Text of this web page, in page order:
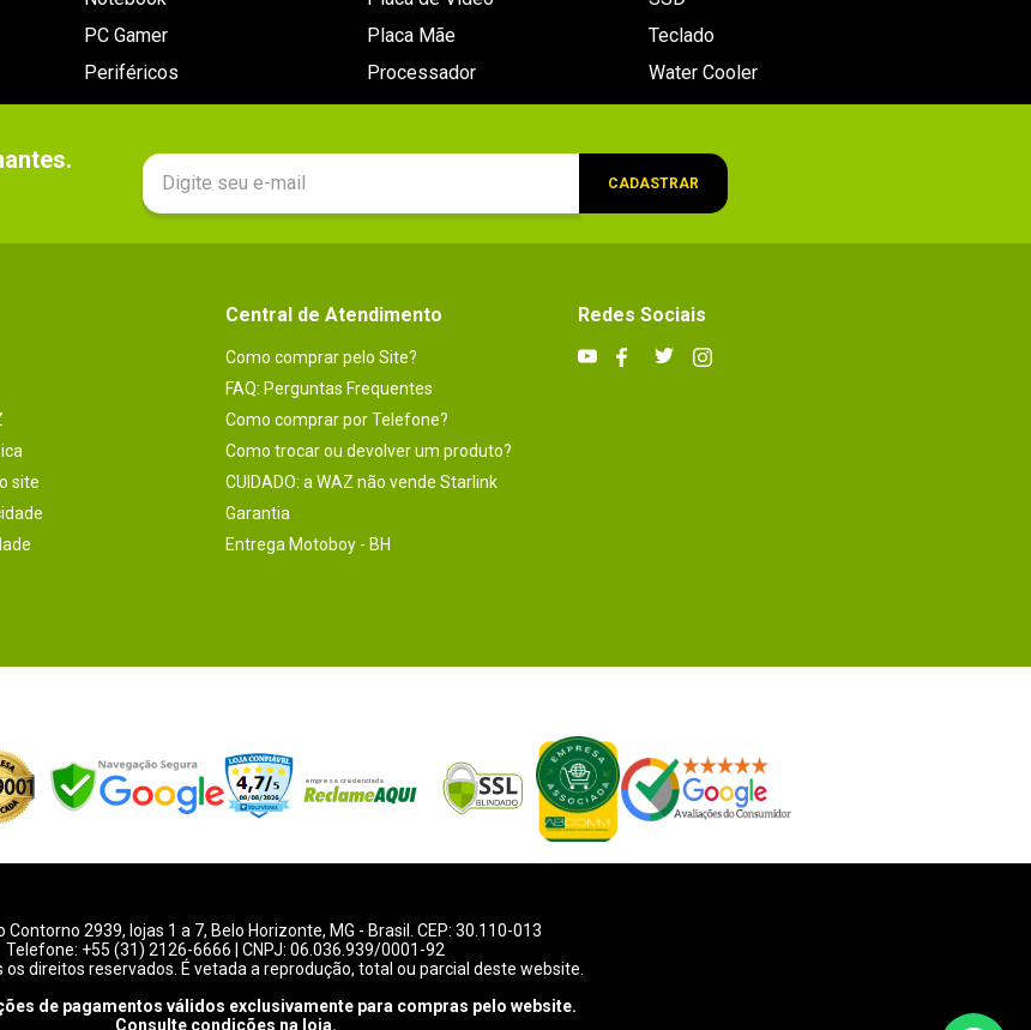
PC Gamer
Periféricos
Placa Mãe
Processador
Teclado
Water Cooler
CADASTRAR
site
Central de Atendimento
Como comprar pelo Site?
FAQ: Perguntas Frequentes
Como comprar por Telefone?
Como trocar ou devolver um produto?
CUIDADO: a WAZ não vende Starlink
Garantia
Entrega Motoboy - BH
Redes Sociais
Contorno 2939, lojas 1 a 7, Belo Horizonte, MG - Brasil. CEP: 30.110-013
Telefone: +55 (31) 2126-6666 | CNPJ: 06.036.939/0001-92
os direitos reservados. É vetada a reprodução, total ou parcial deste website.
de pagamentos válidos exclusivamente para compras pelo website.
Consulte condições na loja.